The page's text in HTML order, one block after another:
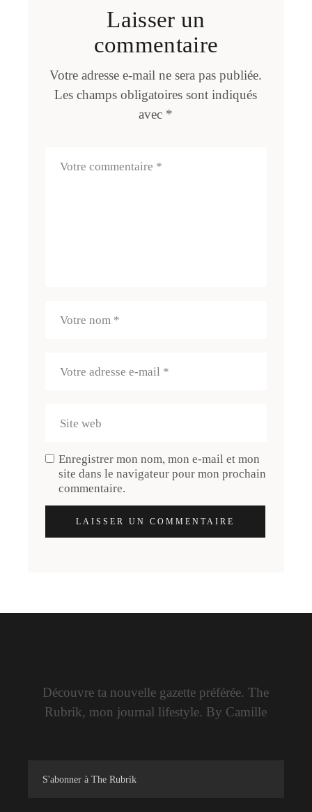
Laisser un
commentaire
Votre adresse e-mail ne sera pas publiée.
Les champs obligatoires sont indiqués
avec *
Enregistrer mon nom, mon e-mail et mon
site dans le navigateur pour mon prochain
commentaire.
LAISSER UN COMMENTAIRE
Découvre ta nouvelle gazette préférée. The
Rubrik, mon journal lifestyle. By Camille